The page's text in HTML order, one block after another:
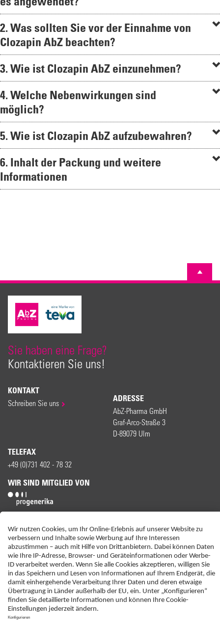
2. Was sollten Sie vor der Einnahme von
Clozapin AbZ beachten?
3. Wie ist Clozapin AbZ einzunehmen?
4. Welche Nebenwirkungen sind
möglich?
5. Wie ist Clozapin AbZ aufzubewahren?
6. Inhalt der Packung und weitere
Informationen
Sie haben eine Frage?
Kontaktieren Sie uns!
KONTAKT
Schreiben Sie uns ADRESSE
AbZ-Pharma GmbH
Graf-Arco-Straße 3
D-89079 Ulm
TELEFAX
+49 (0)731 402 - 78 32
WIR SIND MITGLIED VON
ERKLÄRUNG ZUR BARRIEREFREIHEIT
IMPRESSUM
KONTAKT
NEBENWIRKUNGSANZEIGEN
LIEFER-AGB